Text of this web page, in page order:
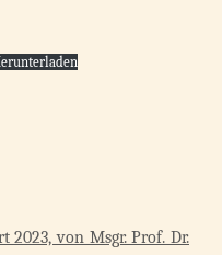
von Msgr. Prof. Dr.